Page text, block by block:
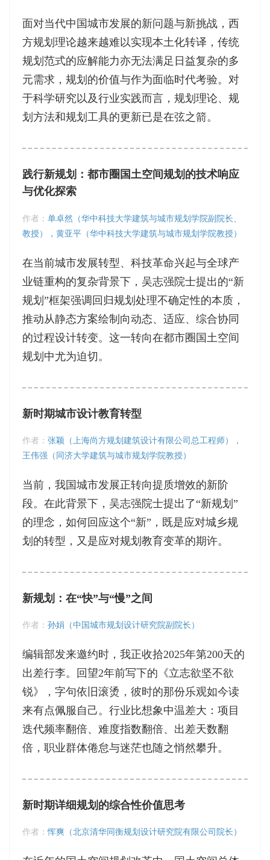
面对当代中国城市发展的新问题与新挑战，西
方规划理论越来越难以实现本土化转译，传统
规划范式的应解能力亦无法满足日益复杂的多
元需求，规划的价值与作为面临时代考验。对
于科学研究以及行业实践而言，规划理论、规
划方法和规划工具的更新已是在弦之箭。
践行新规划：都市圈国土空间规划的技术响应
与优化探索
作者： 单卓然（华中科技大学建筑与城市规划学院副院长、
教授），黄亚平（华中科技大学建筑与城市规划学院教授）
在当前城市发展转型、科技革命兴起与全球产
业链重构的复杂背景下，吴志强院士提出的“新
规划”框架强调回归规划处理不确定性的本质，
推动从静态方案绘制向动态、适应、综合协同
的过程设计转变。这一转向在都市圈国土空间
规划中尤为迫切。
新时期城市设计教育转型
作者： 张颖（上海尚方规划建筑设计有限公司​总工程师），
王伟强（同济大学建筑与城市规划学院教授）
当前，我国城市发展正转向提质增效的新阶
段。在此背景下，吴志强院士提出了“新规划”
的理念，如何回应这个“新”，既是应对城乡规
划的转型，又是应对规划教育变革的期许。
新规划：在“快”与“慢”之间
作者： 孙娟（中国城市规划设计研究院副院长）
编辑部发来邀约时，我正收拾2025年第200天的
出差行李。回望2年前写下的《立志欲坚不欲
锐》，字句依旧滚烫，彼时的那份乐观如今读
来有点佩服自己。行业比想象中温差大：项目
迭代频率翻倍、难度指数翻倍、出差天数翻
倍，职业群体倦怠与迷茫也随之悄然攀升。
新时期详细规划的综合性价值思考
作者：恽爽（北京清华同衡规划设计研究院有限公司院长）